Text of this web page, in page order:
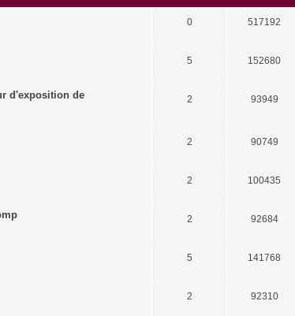
0 517192
5 152680
d'exposition de
2 93949
2 90749
2 100435
2 92684
5 141768
2 92310